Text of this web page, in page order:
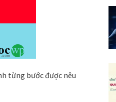
từng bước được nêu